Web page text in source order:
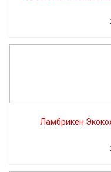
Ламбрикен